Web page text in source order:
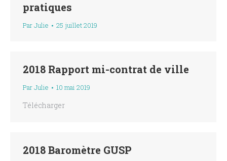
pratiques
ParJulie 25 juillet 2019
2018 Rapport mi-contrat de ville
ParJulie 10 mai 2019
Télécharger
2018 Baromètre GUSP